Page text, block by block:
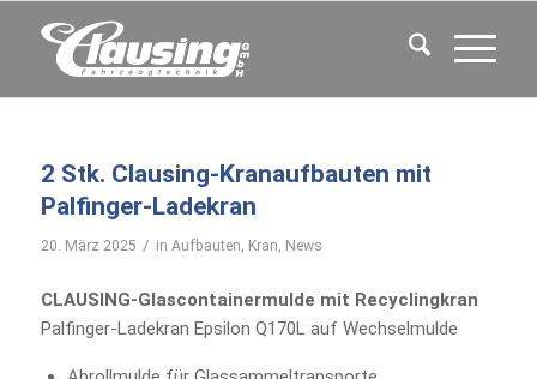
2 Stk. Clausing-Kranaufbauten mit
Palfinger-Ladekran
20. März 2025 / in Aufbauten, Kran, News
CLAUSING-Glascontainermulde mit Recyclingkran
Palfinger-Ladekran Epsilon Q170L auf Wechselmulde